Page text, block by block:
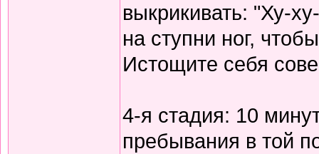
выкрикивать: "Ху-
на ступни ног,
Истощите себя
4-я стадия: 10
пребывания в той